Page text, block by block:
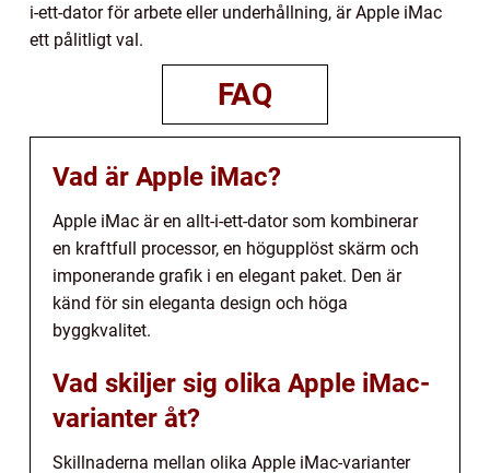
i-ett-dator för arbete eller underhållning, är Apple iMac
ett pålitligt val.
FAQ
Vad är Apple iMac?
Apple iMac är en allt-i-ett-dator som kombinerar
en kraftfull processor, en högupplöst skärm och
imponerande grafik i en elegant paket. Den är
känd för sin eleganta design och höga
byggkvalitet.
Vad skiljer sig olika Apple iMac-
varianter åt?
Skillnaderna mellan olika Apple iMac-varianter